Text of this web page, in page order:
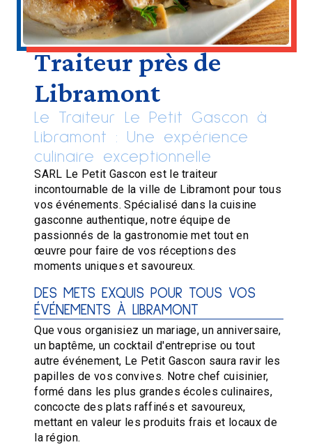
Traiteur près de
Libramont
Le Traiteur Le Petit Gascon à
Libramont : Une expérience
culinaire exceptionnelle
SARL Le Petit Gascon est le traiteur
incontournable de la ville de Libramont pour tous
vos événements. Spécialisé dans la cuisine
gasconne authentique, notre équipe de
passionnés de la gastronomie met tout en
œuvre pour faire de vos réceptions des
moments uniques et savoureux.
DES METS EXQUIS POUR TOUS VOS
ÉVÉNEMENTS À LIBRAMONT
Que vous organisiez un mariage, un anniversaire,
un baptême, un cocktail d'entreprise ou tout
autre événement, Le Petit Gascon saura ravir les
papilles de vos convives. Notre chef cuisinier,
formé dans les plus grandes écoles culinaires,
concocte des plats raffinés et savoureux,
mettant en valeur les produits frais et locaux de
la région.